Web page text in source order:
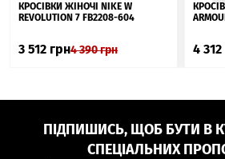
КРОСІВКИ ЖІНОЧІ NIKE W
REVOLUTION 7 FB2208-604
3 512 грн4 390грн 4 312
ПІДПИШИСЬ, ЩОБ БУТИ В
СПЕЦІАЛЬНИХ